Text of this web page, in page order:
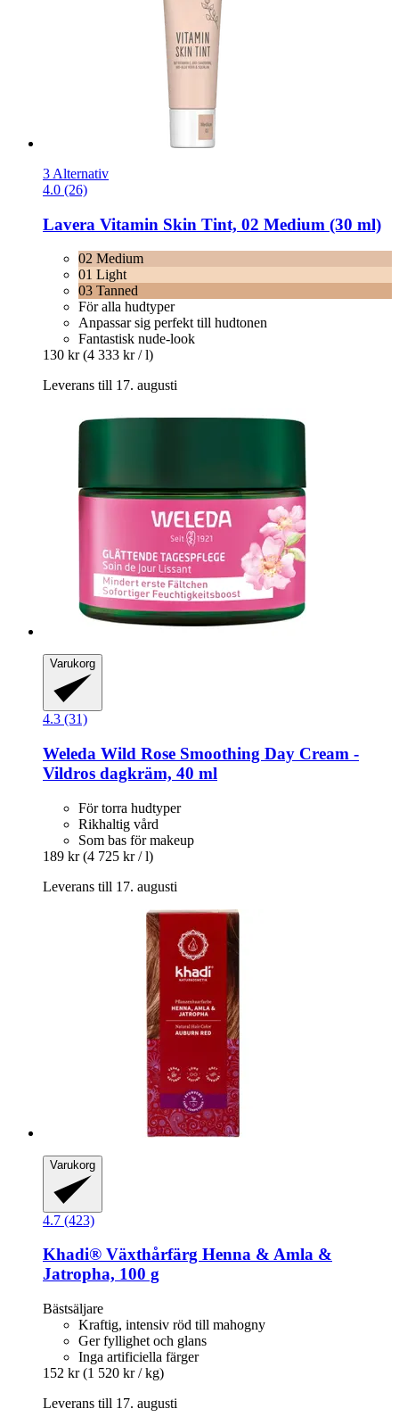
3 Alternativ
4.0 (26)
Lavera Vitamin Skin Tint, 02 Medium (30 ml)
02 Medium
01 Light
03 Tanned
För alla hudtyper
Anpassar sig perfekt till hudtonen
Fantastisk nude-look
130 kr (4 333 kr / l)
Leverans till 17. augusti
Varukorg
4.3 (31)
Weleda Wild Rose Smoothing Day Cream -​
Vildros dagkräm, 40 ml
För torra hudtyper
Rikhaltig vård
Som bas för makeup
189 kr (4 725 kr / l)
Leverans till 17. augusti
Varukorg
4.7 (423)
Khadi® Växthårfärg Henna & Amla &
Jatropha, 100 g
Bästsäljare
Kraftig, intensiv röd till mahogny
Ger fyllighet och glans
Inga artificiella färger
152 kr (1 520 kr / kg)
Leverans till 17. augusti